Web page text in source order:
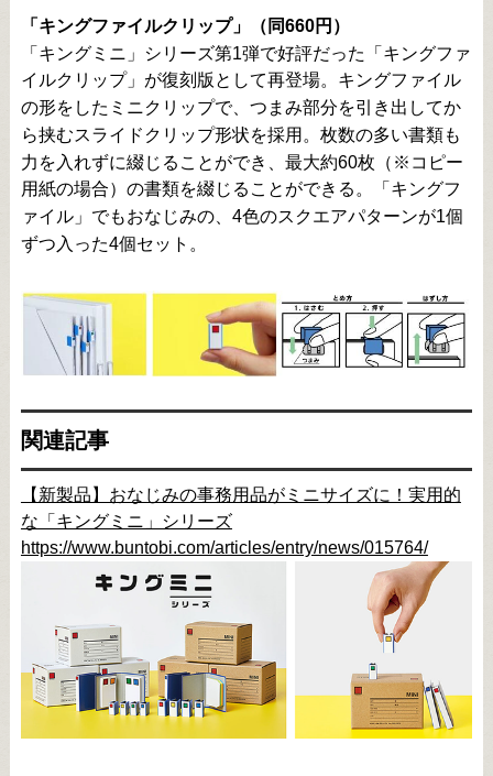
「キングファイルクリップ」（同660円）
「キングミニ」シリーズ第1弾で好評だった「キングファ
イルクリップ」が復刻版として再登場。キングファイル
の形をしたミニクリップで、つまみ部分を引き出してか
ら挟むスライドクリップ形状を採用。枚数の多い書類も
力を入れずに綴じることができ、最大約60枚（※コピー
用紙の場合）の書類を綴じることができる。「キングフ
ァイル」でもおなじみの、4色のスクエアパターンが1個
ずつ入った4個セット。
関連記事
【新製品】おなじみの事務用品がミニサイズに！実用的
な「キングミニ」シリーズ
https://www.buntobi.com/articles/entry/news/015764/